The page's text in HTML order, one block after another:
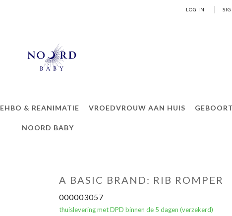
LOG IN
EHBO & REANIMATIE VROEDVROUW AAN HUIS
NOORD BABY
A BASIC BRAND: RIB ROMPER
000003057
thuislevering met DPD binnen de 5 dagen (verzekerd)